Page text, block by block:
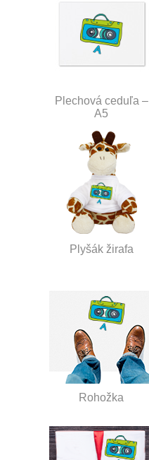
Plechová ceduľa –
A5
Plyšák žirafa
Rohožka